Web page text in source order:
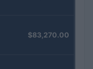
$83,270.00